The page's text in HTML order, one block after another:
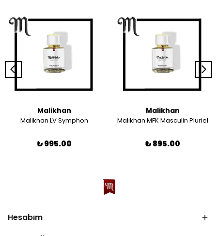
Malikhan
Malikhan LV Symphon
₺ 995.00
Malikhan
Malikhan MFK Masculin Pluriel
₺ 895.00
Hesabım